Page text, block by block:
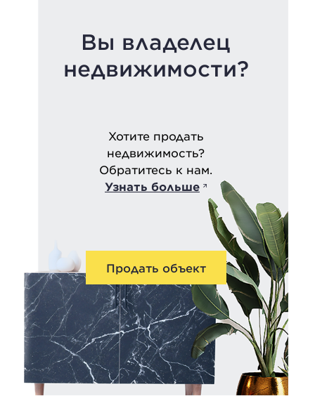
Вы владелец
недвижимости?
Хотите продать
недвижимость?
Обратитесь к нам.
Узнать больше
Продать объект